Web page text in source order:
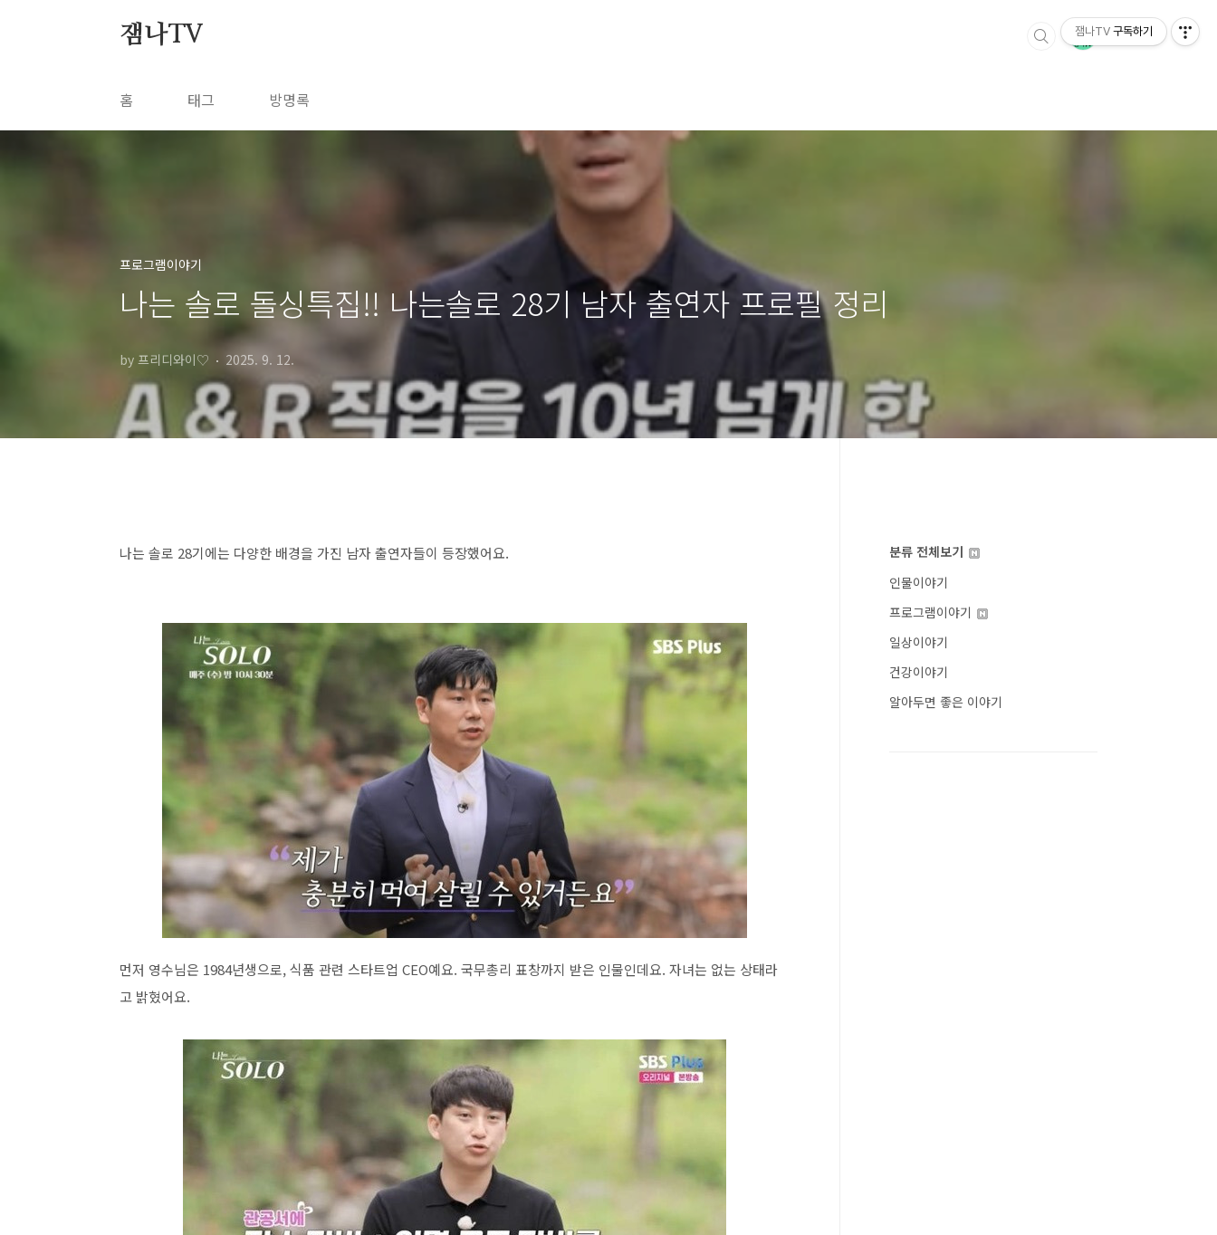
잼나TV
홈 태그 방명록
프로그램이야기
나는 솔로 돌싱특집!! 나는솔로 28기 남자 출연자 프로필 정리
by 프리디와이♡ 2025. 9. 12.
나는 솔로 28기에는 다양한 배경을 가진 남자 출연자들이 등장했어요.
먼저 영수님은 1984년생으로, 식품 관련 스타트업 CEO예요. 국무총리 표창까지 받은 인물인데요. 자녀는 없는 상태라
고 밝혔어요.
분류 전체보기
인물이야기
프로그램이야기
일상이야기
건강이야기
알아두면 좋은 이야기
잼나TV 구독하기